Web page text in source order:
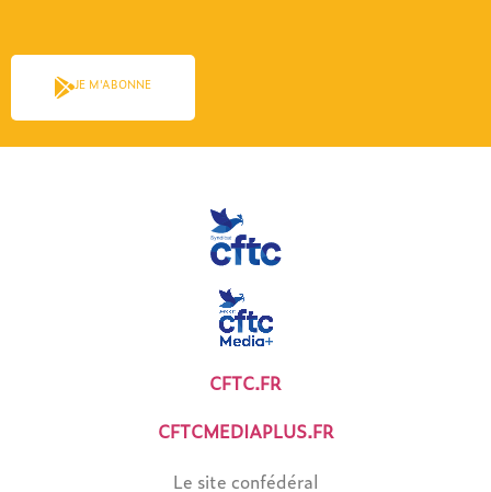
JE M'ABONNE
CFTC.FR
CFTCMEDIAPLUS.FR
Le site confédéral